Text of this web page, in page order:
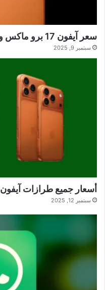
سعر آيفون 17 برو ماكس والمواصفات الرسمية
سبتمبر 9, 2025
أسعار جميع طرازات آيفون 17 في سوريا
سبتمبر 12, 2025